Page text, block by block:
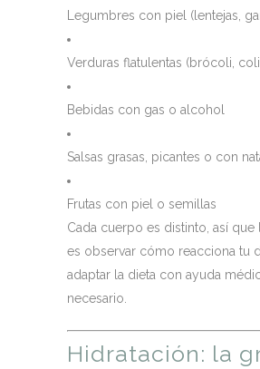
Legumbres con piel (lentejas,
Verduras flatulentas (brócoli,
Bebidas con gas o alcohol
Salsas grasas, picantes o con
Frutas con piel o semillas
Cada cuerpo es distinto, así
es observar cómo reacciona tu
adaptar la dieta con ayuda
necesario.
Hidratación: la